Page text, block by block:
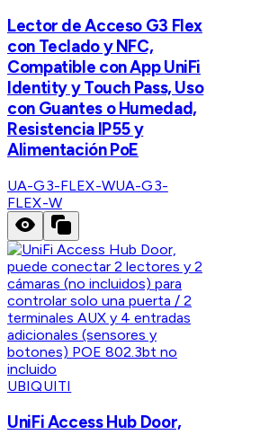
Lector de Acceso G3 Flex
con Teclado y NFC,
Compatible con App UniFi
Identity y Touch Pass, Uso
con Guantes o Humedad,
Resistencia IP55 y
Alimentación PoE
UA-G3-FLEX-WUA-G3-
FLEX-W
UBIQUITI
UniFi Access Hub Door,